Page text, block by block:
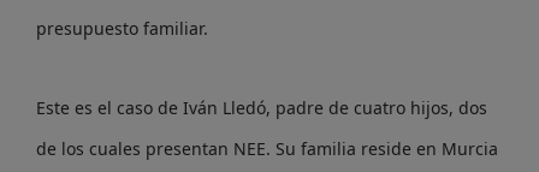
presupuesto familiar.
Este es el caso de Iván Lledó, padre de cuatro hijos, dos
de los cuales presentan NEE. Su familia reside en Murcia